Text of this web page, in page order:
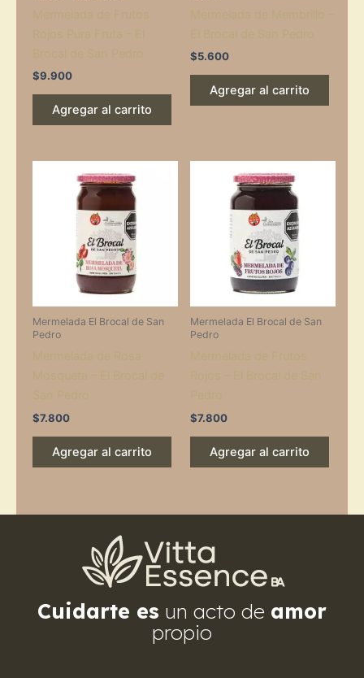
$9.900
Agregar al carrito
$5.600
Agregar al carrito
Mermelada El Brocal de San
Pedro
$7.800
Agregar al carrito
Mermelada El Brocal de San
Pedro
$7.800
Agregar al carrito
Cuidarte es un acto de amor
propio